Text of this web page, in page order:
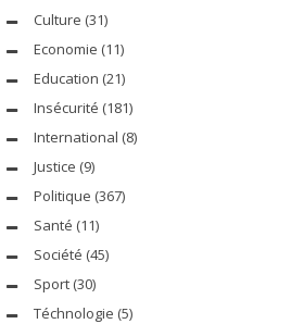
Culture (31)
Economie (11)
Education (21)
Insécurité (181)
International (8)
Justice (9)
Politique (367)
Santé (11)
Société (45)
Sport (30)
Téchnologie (5)